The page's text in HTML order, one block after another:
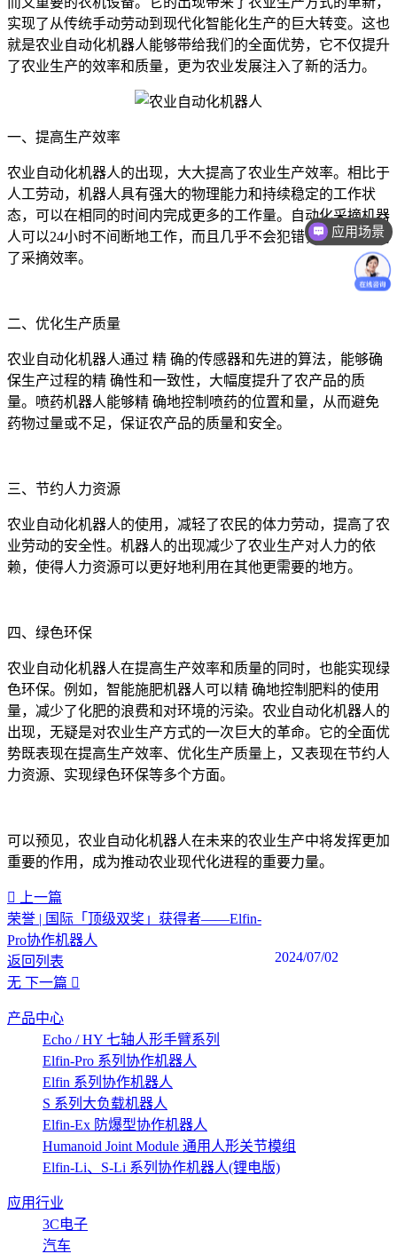
实现了从传统手动劳动到现代化智能化生产的巨大转变。这也
就是农业自动化机器人能够带给我们的全面优势，它不仅提升
了农业生产的效率和质量，更为农业发展注入了新的活力。
一、提高生产效率
农业自动化机器人的出现，大大提高了农业生产效率。相比于
人工劳动，机器人具有强大的物理能力和持续稳定的工作状
态，可以在相同的时间内完成更多的工作量。自动化采摘机器
人可以24小时不间断地工作，而且几乎不会犯错，极大地提高
了采摘效率。
二、优化生产质量
农业自动化机器人通过 精 确的传感器和先进的算法，能够确
保生产过程的精 确性和一致性，大幅度提升了农产品的质
量。喷药机器人能够精 确地控制喷药的位置和量，从而避免
药物过量或不足，保证农产品的质量和安全。
三、节约人力资源
农业自动化机器人的使用，减轻了农民的体力劳动，提高了农
业劳动的安全性。机器人的出现减少了农业生产对人力的依
赖，使得人力资源可以更好地利用在其他更需要的地方。
四、绿色环保
农业自动化机器人在提高生产效率和质量的同时，也能实现绿
色环保。例如，智能施肥机器人可以精 确地控制肥料的使用
量，减少了化肥的浪费和对环境的污染。农业自动化机器人的
出现，无疑是对农业生产方式的一次巨大的革命。它的全面优
势既表现在提高生产效率、优化生产质量上，又表现在节约人
力资源、实现绿色环保等多个方面。
可以预见，农业自动化机器人在未来的农业生产中将发挥更加
重要的作用，成为推动农业现代化进程的重要力量。‍
上一篇
荣誉 | 国际「顶级双奖」获得者——Elfin-
Pro协作机器人
2024/07/02
返回列表
无 下一篇
产品中心
Echo / HY 七轴人形手臂系列
Elfin-Pro 系列协作机器人
Elfin 系列协作机器人
S 系列大负载机器人
Elfin-Ex 防爆型协作机器人
Humanoid Joint Module 通用人形关节模组
Elfin-Li、S-Li 系列协作机器人(锂电版)
应用行业
3C电子
汽车
应用场景
价格咨询